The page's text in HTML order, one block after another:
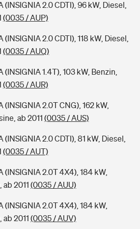
2.0 CDTI), 96 kW, Diesel,
(0035 / AUP)
2.0 CDTI), 118 kW, Diesel,
(0035 / AUQ)
1.4T), 103 kW, Benzin,
(0035 / AUR)
2.0T CNG), 162 kW,
ab 2011 (0035 / AUS)
2.0 CDTI), 81 kW, Diesel,
(0035 / AUT)
(INSIGNIA 2.0T 4X4), 184 kW,
2011 (0035 / AUU)
(INSIGNIA 2.0T 4X4), 184 kW,
2011 (0035 / AUV)